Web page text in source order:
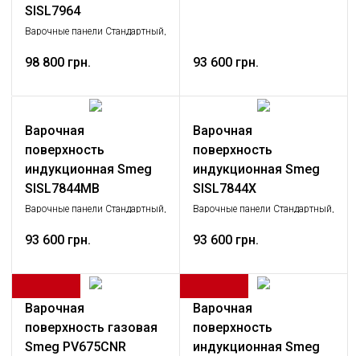
SISL7964
Варочные панели Стандартный,
98 800 грн. 93 600 грн.
Варочная
поверхность
индукционная Smeg
SISL7844MB
Варочные панели Стандартный,
93 600 грн.
Варочная
поверхность
индукционная Smeg
SISL7844X
Варочные панели Стандартный,
93 600 грн.
Варочная
поверхность газовая
Smeg PV675CNR
Варочная
поверхность
индукционная Smeg